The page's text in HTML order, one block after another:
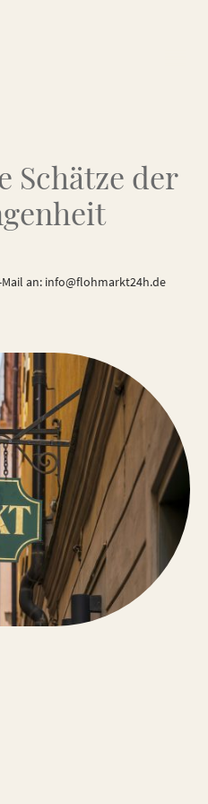
Schätze der
an: info@flohmarkt24h.de